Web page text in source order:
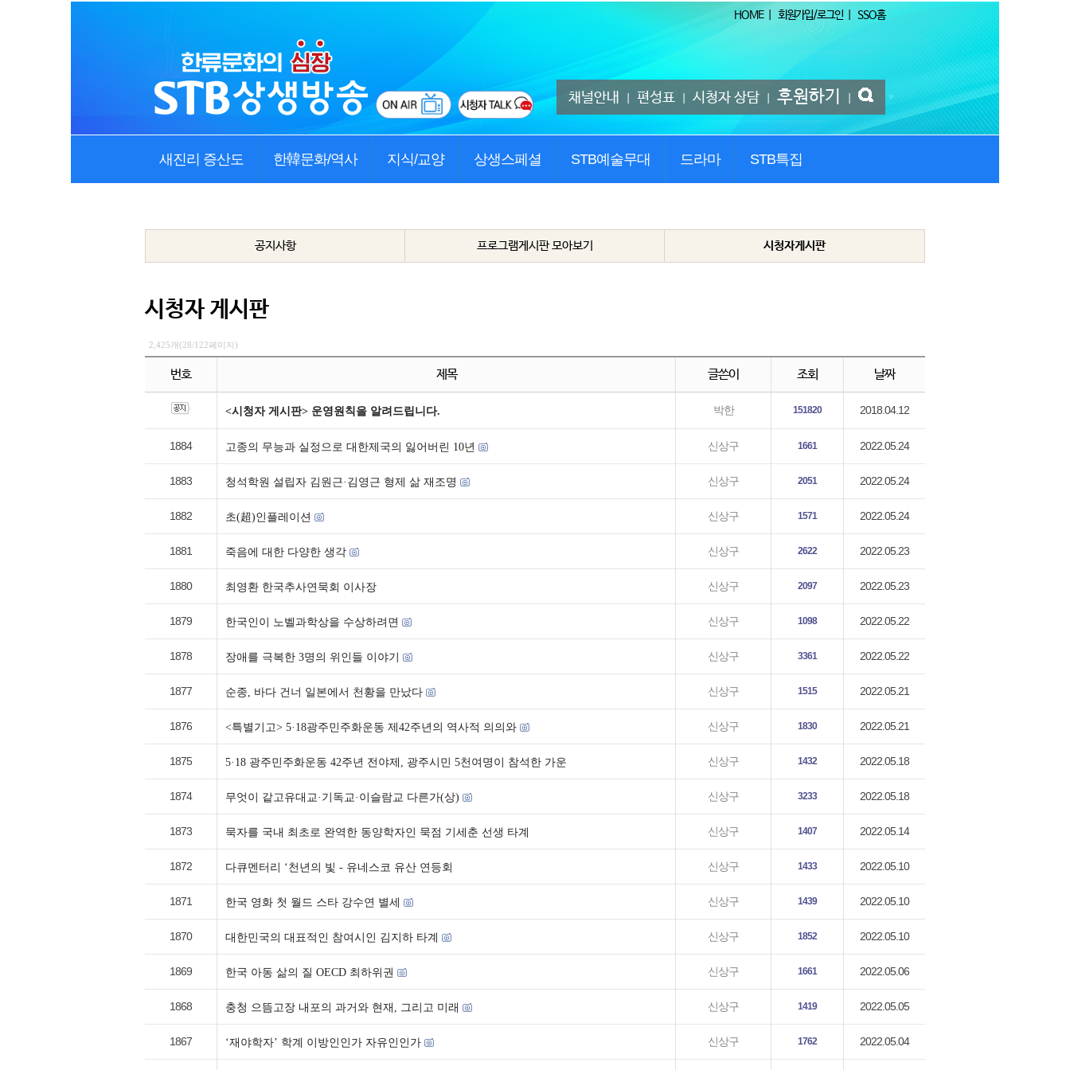
HOME| 회원가입/로그인 SSO홈
채널안내 편성표 시청자 상담 후원하기
새진리 증산도 한韓문화/역사 지식/교양 상생스페셜 STB예술무대 드라마 STB특집
공지사항 프로그램게시판 모아보기 시청자게시판
시청자 게시판
2,425개(28/122페이지)
번호 제목 글쓴이 조회 날짜
<시청자 게시판> 운영원칙을 알려드립니다. 박한 151820 2018.04.12
1884 고종의 무능과 실정으로 대한제국의 잃어버린 10년 신상구 1661 2022.05.24
1883 청석학원 설립자 김원근·김영근 형제 삶 재조명 신상구 2051 2022.05.24
1882 초(超)인플레이션 신상구 1571 2022.05.24
1881 죽음에 대한 다양한 생각 신상구 2622 2022.05.23
1880 최영환 한국추사연묵회 이사장 신상구 2097 2022.05.23
1879 한국인이 노벨과학상을 수상하려면 신상구 1098 2022.05.22
1878 장애를 극복한 3명의 위인들 이야기 신상구 3361 2022.05.22
1877 순종, 바다 건너 일본에서 천황을 만났다 ​ 신상구 1515 2022.05.21
1876 <특별기고> 5·18광주민주화운동 제42주년의 역사적 의의와 신상구 1830 2022.05.21
1875 5·18 광주민주화운동 42주년 전야제, 광주시민 5천여명이 참석한 가운 신상구 1432 2022.05.18
1874 무엇이 같고유대교·기독교·이슬람교 다른가(상) 신상구 3233 2022.05.18
1873 묵자를 국내 최초로 완역한 동양학자인 묵점 기세춘 선생 타계 신상구 1407 2022.05.14
1872 다큐멘터리 ‘천년의 빛 - 유네스코 유산 연등회 신상구 1433 2022.05.10
1871 한국 영화 첫 월드 스타 강수연 별세 신상구 1439 2022.05.10
1870 대한민국의 대표적인 참여시인 김지하 타계 신상구 1852 2022.05.10
1869 한국 아동 삶의 질 OECD 최하위권 신상구 1661 2022.05.06
1868 충청 으뜸고장 내포의 과거와 현재, 그리고 미래 신상구 1419 2022.05.05
1867 ‘재야학자’ 학계 이방인인가 자유인인가 신상구 1762 2022.05.04